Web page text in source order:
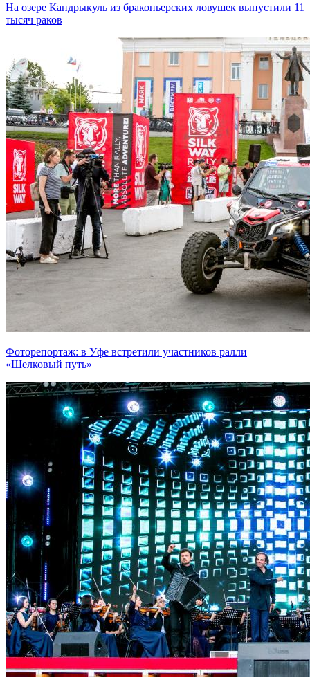
На озере Кандрыкуль из браконьерских ловушек выпустили 11
тысяч раков
Фоторепортаж: в Уфе встретили участников ралли
«Шелковый путь»